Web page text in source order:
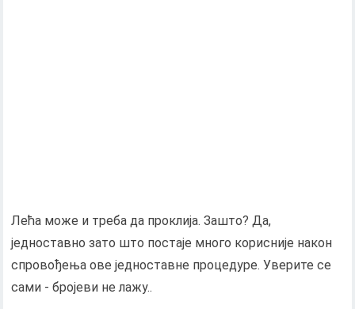
Лећа може и треба да проклија. Зашто? Да,
једноставно зато што постаје много корисније након
спровођења ове једноставне процедуре. Уверите се
сами - бројеви не лажу..